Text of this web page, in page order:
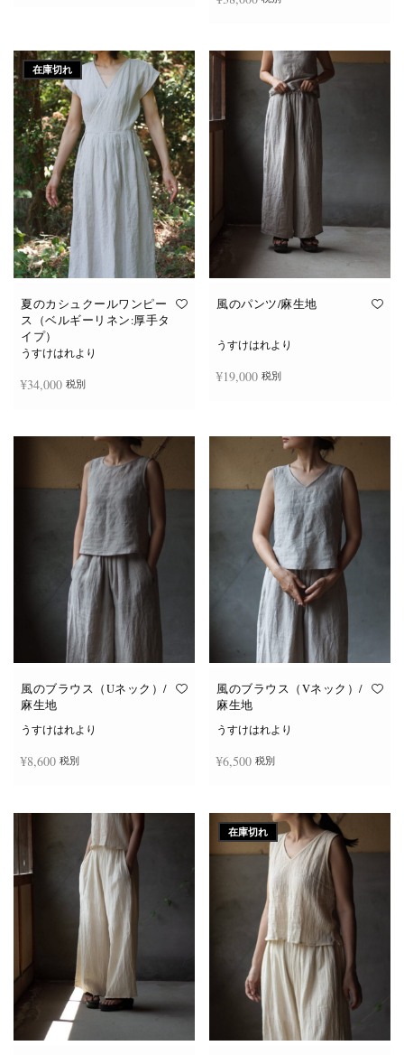
ら
選
択
で
き
ま
す
ら
選
択
で
き
ま
す
在庫切れ
夏のカシュクールワンピー
ス（ベルギーリネン:厚手タ
イプ）
うすけはれより
¥34,000 税別
風のパンツ/麻生地
うすけはれより
¥19,000 税別
風のブラウス（Uネック）/
麻生地
うすけはれより
¥8,600 税別
の
商
品
に
は
複
数
の
バ
リ
エ
ー
シ
ョ
ン
が
あ
ま
風のブラウス（Vネック）/
麻生地
うすけはれより
¥6,500 税別
の
商
品
に
は
複
数
の
バ
リ
エ
ー
シ
ョ
ン
が
あ
り
ま
在庫切れ